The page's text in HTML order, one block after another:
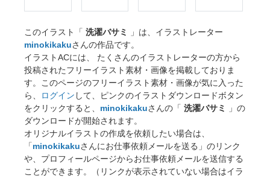
このイラスト「 洗濯バサミ
」は、イラストレーター
minokikakuさんの作品です。
イラストACには、 たくさんのイラストレーターの方から
投稿されたフリーイラスト素材・画像を掲載しておりま
す。このページのフリーイラスト素材・画像が気に入った
ら、
ログイン して、ピンクのイラストダウンロードボタン
をクリックすると、 minokikakuさんの「 洗濯バサミ
」の
ダウンロードが開始されます。
オリジナルイラストの作成を依頼したい場合は、
「minokikakuさんにお仕事依頼メールを送る」のリンク
や、プロフィールページからお仕事依頼メールを送信する
ことができます。（リンクが表示されていない場合はイラ